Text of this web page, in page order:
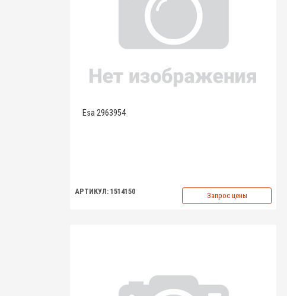
Esa 2963954
АРТИКУЛ: 1514150 Запрос цены